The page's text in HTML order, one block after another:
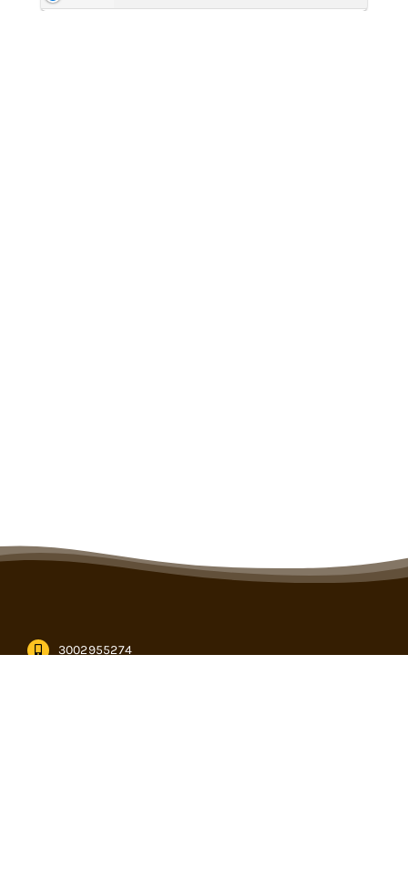
3002955274